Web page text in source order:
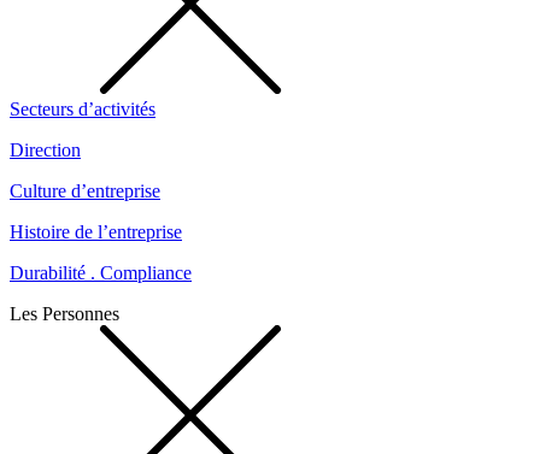
Secteurs d’activités
Direction
Culture d’entreprise
Histoire de l’entreprise
Durabilité . Compliance
Les Personnes